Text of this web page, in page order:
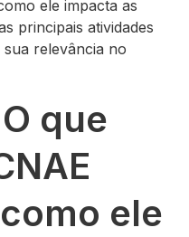
ele impacta as
principais atividades
relevância no
que
ele